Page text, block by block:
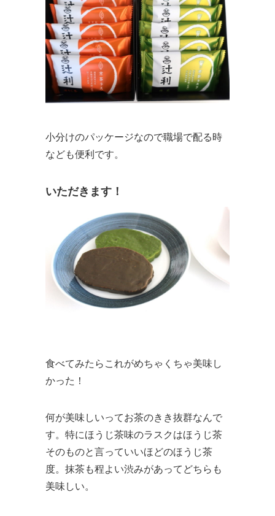
小分けのパッケージなので職場で配る時
なども便利です。
いただきます！
食べてみたらこれがめちゃくちゃ美味し
かった！
何が美味しいってお茶のきき抜群なんで
す。特にほうじ茶味のラスクはほうじ茶
そのものと言っていいほどのほうじ茶
度。抹茶も程よい渋みがあってどちらも
美味しい。